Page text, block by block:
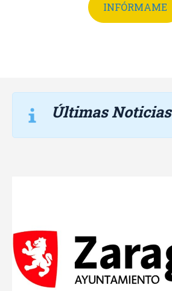
INFÓRMAME
Últimas Noticias